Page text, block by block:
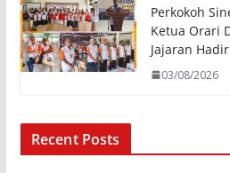
Perkokoh
Ketua Orari
Jajaran
03/08/2026
Recent Posts